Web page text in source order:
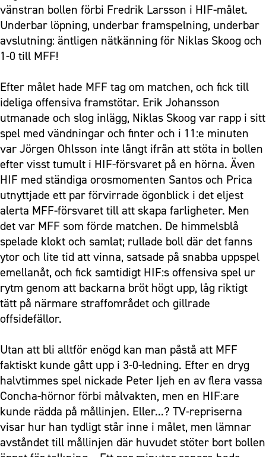
vänstran bollen förbi Fredrik Larsson i HIF-målet.
Underbar löpning, underbar framspelning, underbar
avslutning: äntligen nätkänning för Niklas Skoog och
1-0 till MFF!
Efter målet hade MFF tag om matchen, och fick till
ideliga offensiva framstötar. Erik Johansson
utmanade och slog inlägg, Niklas Skoog var rapp i sitt
spel med vändningar och finter och i 11:e minuten
var Jörgen Ohlsson inte långt ifrån att stöta in bollen
efter visst tumult i HIF-försvaret på en hörna. Även
HIF med ständiga orosmomenten Santos och Prica
utnyttjade ett par förvirrade ögonblick i det eljest
alerta MFF-försvaret till att skapa farligheter. Men
det var MFF som förde matchen. De himmelsblå
spelade klokt och samlat; rullade boll där det fanns
ytor och lite tid att vinna, satsade på snabba uppspel
emellanåt, och fick samtidigt HIF:s offensiva spel ur
rytm genom att backarna bröt högt upp, låg riktigt
tätt på närmare straffområdet och gillrade
offsidefällor.
Utan att bli alltför enögd kan man påstå att MFF
faktiskt kunde gått upp i 3-0-ledning. Efter en dryg
halvtimmes spel nickade Peter Ijeh en av flera vassa
Concha-hörnor förbi målvakten, men en HIF:are
kunde rädda på mållinjen. Eller...? TV-repriserna
visar hur han tydligt står inne i målet, men lämnar
avståndet till mållinjen där huvudet stöter bort bollen